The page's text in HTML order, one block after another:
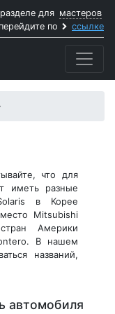
для мастеров
перейдите по ссылке
что для
иметь разные
в Корее
Mitsubishi
Америки
В нашем
названий,
автомобиля